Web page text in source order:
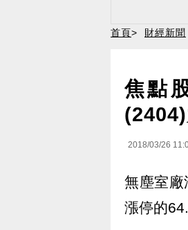
首頁> 財經新聞
焦點
2018/03/26
無塵室廠
漲停的